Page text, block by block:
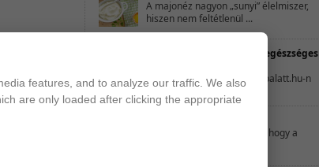
A majonéz nagyon „sunyi” élelmiszer,
hiszen nem feltétlenül ...
TESZT – Te mennyire élsz egészséges
A következő tesztet a 21napalatt.hu-n
találtuk. Egyszerűen csak ...
Néhány szülő úgy gondolja, hogy a
features, and to analyze our traffic. We also
are only loaded after clicking the appropriate